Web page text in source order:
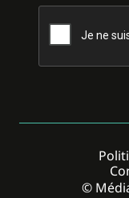
©